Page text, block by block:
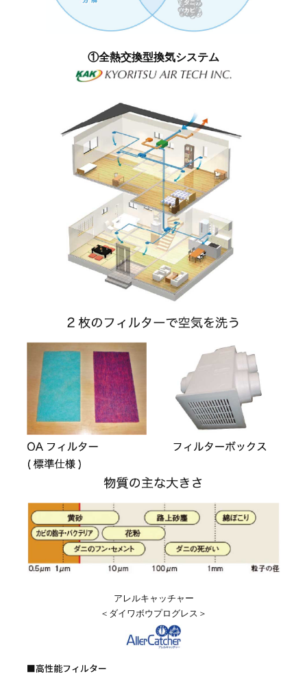
①全熱交換型換気システム
アレルキャッチャー
＜ダイワボウプログレス＞
■高性能フィルター